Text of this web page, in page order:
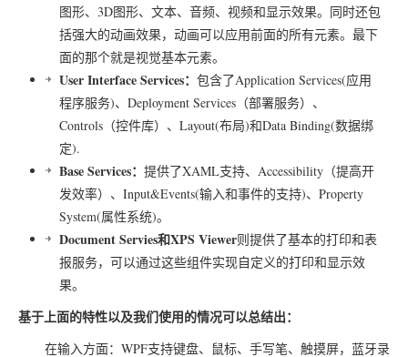
图形、3D图形、文本、音频、视频和显示效果。同时还包
括强大的动画效果，动画可以应用前面的所有元素。最下
面的那个就是视觉基本元素。
User Interface Services： 包含了Application Services(应用
程序服务)、Deployment Services（部署服务）、
Controls（控件库）、Layout(布局)和Data Binding(数据绑
定).
Base Services： 提供了XAML支持、Accessibility（提高开
发效率）、Input&Events(输入和事件的支持)、Property
System(属性系统)。
Document Servies和XPS Viewer则提供了基本的打印和表
报服务，可以通过这些组件实现自定义的打印和显示效
果。
基于上面的特性以及我们使用的情况可以总结出：
在输入方面：WPF支持键盘、鼠标、手写笔、触摸屏，蓝牙录